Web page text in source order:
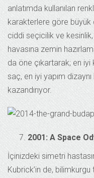
anlatımda kullanılan
karakterlere göre büyük
ciddi seçicilik ve
havasına zemin
da öne çıkartarak; en iyi
saç, en iyi yapım
kazandırıyor.
2001: A Space
İçinizdeki simetri
Kubrick’in de, bilimkurgu